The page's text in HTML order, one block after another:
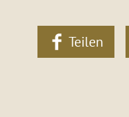
Teilen